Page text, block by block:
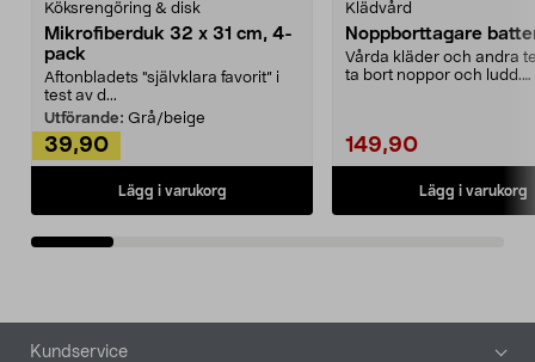
Köksrengöring & disk
Mikrofiberduk 32 x 31 cm, 4-
pack
Aftonbladets "självklara favorit” i
test av d...
Utförande: Grå/beige
39,90
Lägg i varukorg
Klädvård
Noppborttagare
Vårda kläder och andra
ta bort noppor och ludd.
149,90
Lägg i varukorg
Sidfot
Kundservice